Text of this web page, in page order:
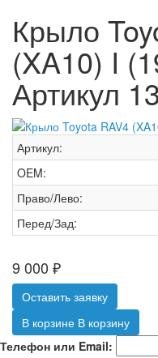
Крыло
(XA10) I
Артикул
Артикул:
OEM:
Право/Лево:
Перед/Зад:
9 000 ₽
Оставить заявку
В корзине В корзину
Телефон или Email: